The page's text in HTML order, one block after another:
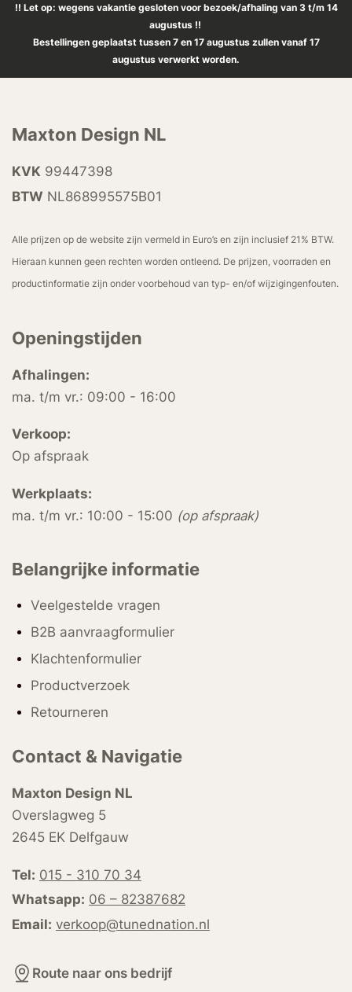
!! Let op: wegens vakantie gesloten voor bezoek/afhaling van 3 t/m 14
augustus !!
Bestellingen geplaatst tussen 7 en 17 augustus zullen vanaf 17
augustus verwerkt worden.
Maxton Design NL
KVK 99447398
BTW NL868995575B01
Alle prijzen op de website zijn vermeld in Euro’s en zijn inclusief 21% BTW.
Hieraan kunnen geen rechten worden ontleend. De prijzen, voorraden en
productinformatie zijn onder voorbehoud van typ- en/of wijzigingenfouten.
Openingstijden
Afhalingen:
ma. t/m vr.: 09:00 - 16:00
Verkoop:
Op afspraak
Werkplaats:
ma. t/m vr.: 10:00 - 15:00 (op afspraak)
Belangrijke informatie
Veelgestelde vragen
B2B aanvraagformulier
Klachtenformulier
Productverzoek
Retourneren
Contact & Navigatie
Maxton Design NL
Overslagweg 5
2645 EK Delfgauw
Tel: 015 - 310 70 34
Whatsapp: 06 – 82387682
Email: verkoop@tunednation.nl
Route naar ons bedrijf